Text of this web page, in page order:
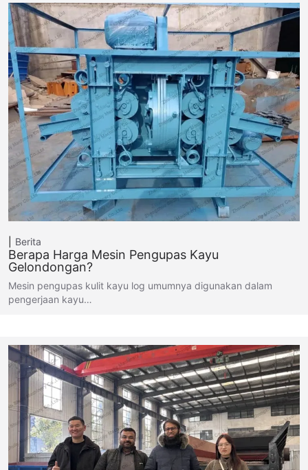
Berita
Berapa Harga Mesin Pengupas Kayu
Gelondongan?
Mesin pengupas kulit kayu log umumnya digunakan dalam
pengerjaan kayu…